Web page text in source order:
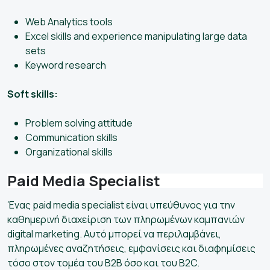
Web Analytics tools
Excel skills and experience manipulating large data
sets
Keyword research
Soft skills:
Problem solving attitude
Communication skills
Organizational skills
Paid Media Specialist
Ένας paid media specialist είναι υπεύθυνος για την
καθημερινή διαχείριση των πληρωμένων καμπανιών
digital marketing. Αυτό μπορεί να περιλαμβάνει,
πληρωμένες αναζητήσεις, εμφανίσεις και διαφημίσεις
τόσο στον τομέα του B2B όσο και του B2C.